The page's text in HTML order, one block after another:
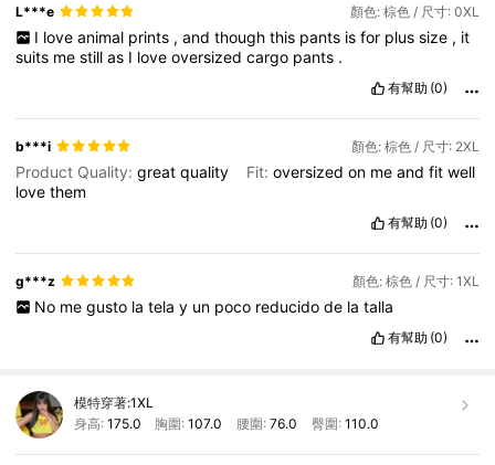
L***e 顏色: 棕色 / 尺寸: 0XL
I love animal prints , and though this pants is for plus size , it
suits mestillas I loveoversizedcargo pants .
有幫助 (0)
b***i 顏色: 棕色 / 尺寸: 2XL
Product Quality:greatquality Fit:oversizedon meandfitwell
lovethem
有幫助 (0)
g***z 顏色: 棕色 / 尺寸: 1XL
No me gusto la tela y un poco reducido de la talla
有幫助 (0)
模特穿著:1XL
身高: 175.0 胸圍:107.0 腰圍: 76.0 臀圍: 110.0